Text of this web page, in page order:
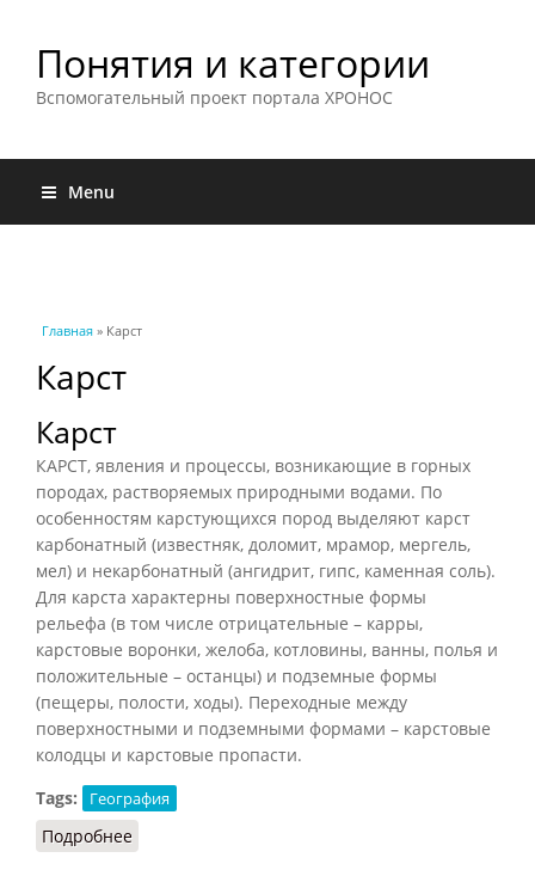
Понятия и категории
Вспомогательный проект портала ХРОНОС
Menu
Вы здесь
Главная » Карст
Карст
Карст
КАРСТ, явления и процессы, возникающие в горных
породах, растворяемых природными водами. По
особенностям карстующихся пород выделяют карст
карбонатный (известняк, доломит, мрамор, мергель,
мел) и некарбонатный (ангидрит, гипс, каменная соль).
Для карста характерны поверхностные формы
рельефа (в том числе отрицательные – карры,
карстовые воронки, желоба, котловины, ванны, полья и
положительные – останцы) и подземные формы
(пещеры, полости, ходы). Переходные между
поверхностными и подземными формами – карстовые
колодцы и карстовые пропасти.
Tags:
География
Подробнее